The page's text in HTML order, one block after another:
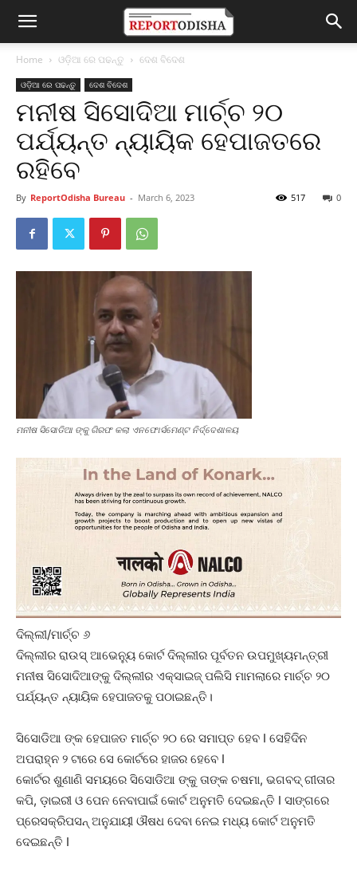
Home ଓଡ଼ିଆ ରେ ପଢନ୍ତୁ ଦେଶ ବିଦେଶ
ଓଡ଼ିଆ ରେ ପଢନ୍ତୁ ଦେଶ ବିଦେଶ
ମନୀଷ ସିସୋଦିଆ ମାର୍ଚ୍ଚ ୨୦
ପର୍ଯ୍ୟନ୍ତ ନ୍ୟାୟିକ ହେପାଜତରେ
ରହିବେ
By ReportOdisha Bureau - March 6, 2023 0
517
ମନୀଷ ସିସୋଡିଆ ଙ୍କୁ ଗିରଫ କଲା ଏନଫୋର୍ସମେଣ୍ଟ ନିର୍ଦ୍ଦେଶାଳୟ
ଦିଲ୍ଲୀ/ମାର୍ଚ୍ଚ ୬
ଦିଲ୍ଲୀର ରାଉସ୍ ଆଭେନ୍ୟୁ କୋର୍ଟ ଦିଲ୍ଲୀର ପୂର୍ବତନ ଉପମୁଖ୍ୟମନ୍ତ୍ରୀ
ମନୀଷ ସିସୋଦିଆଙ୍କୁ ଦିଲ୍ଲୀର ଏକ୍ସାଇଜ୍ ପଲିସି ମାମଲାରେ ମାର୍ଚ୍ଚ ୨୦
ପର୍ଯ୍ୟନ୍ତ ନ୍ୟାୟିକ ହେପାଜତକୁ ପଠାଇଛନ୍ତି।
ସିସୋଡିଆ ଙ୍କ ହେପାଜତ ମାର୍ଚ୍ଚ ୨୦ ରେ ସମାପ୍ତ ହେବ I ସେହିଦିନ
ଅପରାହ୍ନ ୨ ଟାରେ ସେ କୋର୍ଟରେ ହାଜର ହେବେ I
କୋର୍ଟର ଶୁଣାଣି ସମୟରେ ସିସୋଡିଆ ଙ୍କୁ ତାଙ୍କ ଚଷମା, ଭଗବଦ୍ ଗୀତାର
କପି, ଡ଼ାଇରୀ ଓ ପେନ ନେବାପାଇଁ କୋର୍ଟ ଅନୁମତି ଦେଇଛନ୍ତି I ସାଙ୍ଗରେ
ପ୍ରେସକ୍ରିପସନ୍ ଅନୁଯାୟୀ ଔଷଧ ଦେବା ନେଇ ମଧ୍ୟ କୋର୍ଟ ଅନୁମତି
ଦେଇଛନ୍ତି I